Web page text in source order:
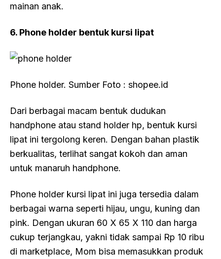
mainan anak.
6. Phone holder bentuk kursi lipat
Phone holder. Sumber Foto : shopee.id
Dari berbagai macam bentuk dudukan
handphone atau stand holder hp, bentuk kursi
lipat ini tergolong keren. Dengan bahan plastik
berkualitas, terlihat sangat kokoh dan aman
untuk manaruh handphone.
Phone holder kursi lipat ini juga tersedia dalam
berbagai warna seperti hijau, ungu, kuning dan
pink. Dengan ukuran 60 X 65 X 110 dan harga
cukup terjangkau, yakni tidak sampai Rp 10 ribu
di marketplace, Mom bisa memasukkan produk